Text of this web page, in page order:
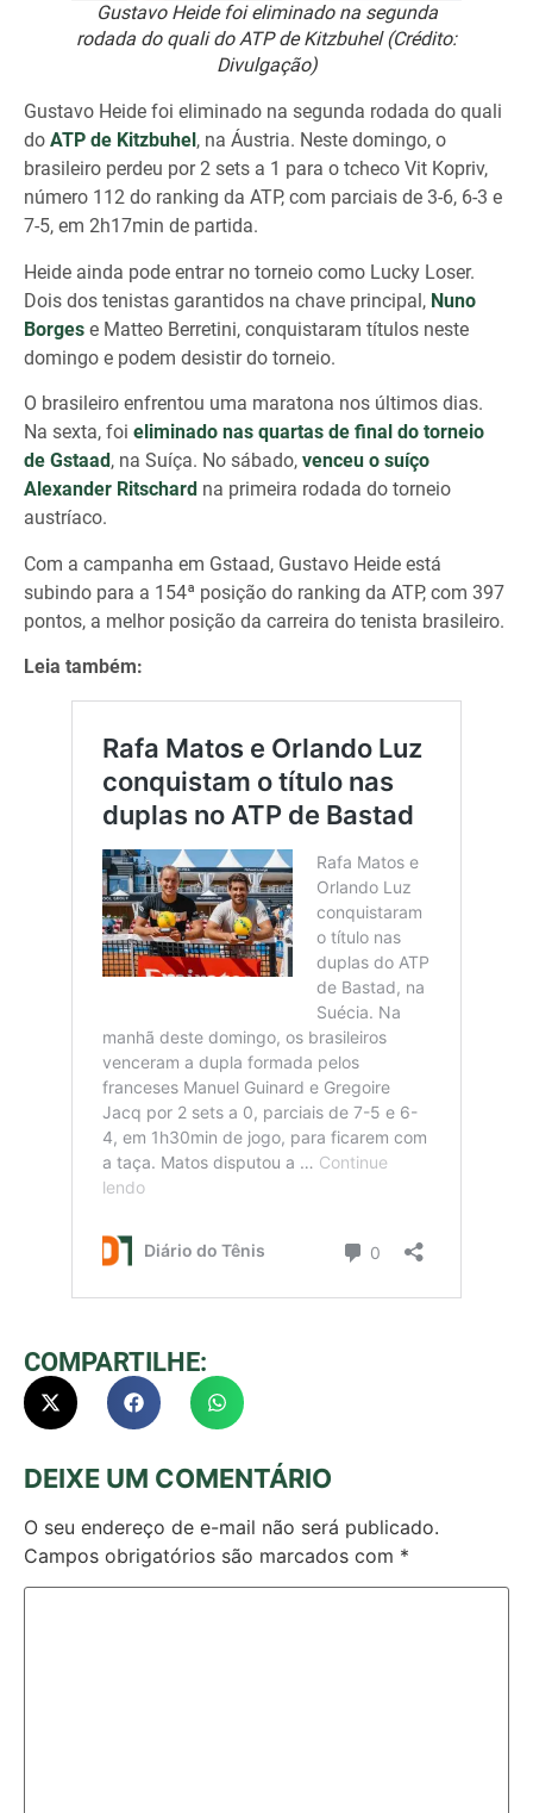
Gustavo Heide foi eliminado na segunda
rodada do quali do ATP de Kitzbuhel (Crédito:
Divulgação)
Gustavo Heide foi eliminado na segunda rodada do quali
do ATP de Kitzbuhel , na Áustria. Neste domingo, o
brasileiro perdeu por 2 sets a 1 para o tcheco Vit Kopriv,
número 112 do ranking da ATP, com parciais de 3-6, 6-3 e
7-5, em 2h17min de partida.
Heide ainda pode entrar no torneio como Lucky Loser.
Dois dos tenistas garantidos na chave principal, Nuno
Borges e Matteo Berretini, conquistaram títulos neste
domingo e podem desistir do torneio.
O brasileiro enfrentou uma maratona nos últimos dias.
Na sexta, foi eliminado nas quartas de final do torneio
de Gstaad , na Suíça. No sábado, venceu o suíço
Alexander Ritschard na primeira rodada do torneio
austríaco.
Com a campanha em Gstaad, Gustavo Heide está
subindo para a 154ª posição do ranking da ATP, com 397
pontos, a melhor posição da carreira do tenista brasileiro.
Leia também:
COMPARTILHE:
DEIXE UM COMENTÁRIO
O seu endereço de e-mail não será publicado.
Campos obrigatórios são marcados com *